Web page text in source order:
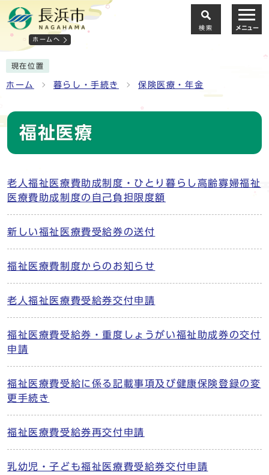
ホームへ
検索 メニュー
現在位置
ホーム 暮らし・手続き 保険医療・年金
福祉医療
老人福祉医療費助成制度・ひとり暮らし高齢寡婦福祉
医療費助成制度の自己負担限度額
新しい福祉医療費受給券の送付
福祉医療費制度からのお知らせ
老人福祉医療費受給券交付申請
福祉医療費受給券・重度しょうがい福祉助成券の交付
申請
福祉医療費受給に係る記載事項及び健康保険登録の変
更手続き
福祉医療費受給券再交付申請
乳幼児・子ども福祉医療費受給券交付申請